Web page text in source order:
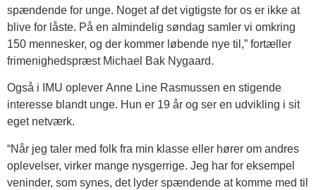
spændende for unge. Noget af det vigtigste for os er ikke at
blive for låste. På en almindelig søndag samler vi omkring
150 mennesker, og der kommer løbende nye til,” fortæller
frimenighedspræst Michael Bak Nygaard.
Også i IMU oplever Anne Line Rasmussen en stigende
interesse blandt unge. Hun er 19 år og ser en udvikling i sit
eget netværk.
“Når jeg taler med folk fra min klasse eller hører om andres
oplevelser, virker mange nysgerrige. Jeg har for eksempel
veninder, som synes, det lyder spændende at komme med til